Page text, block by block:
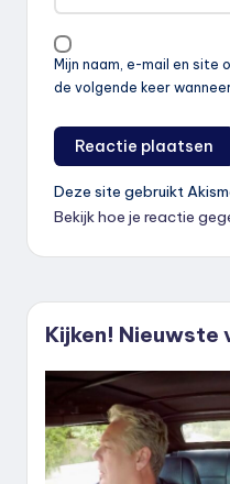
Mijn naam, e-mail en site
de volgende keer
Deze site gebruikt
Bekijk hoe je reactie
Kijken! Nieuwste